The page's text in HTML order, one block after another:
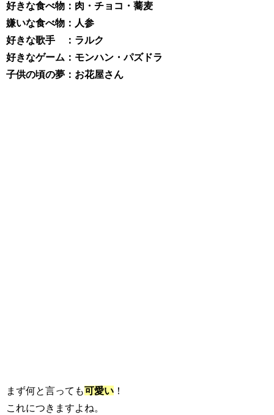
好きな食べ物：肉・チョコ・蕎麦
嫌いな食べ物：人参
好きな歌手 ：ラルク
好きなゲーム：モンハン・パズドラ
子供の頃の夢：お花屋さん
まず何と言っても可愛い ！
これにつきますよね。